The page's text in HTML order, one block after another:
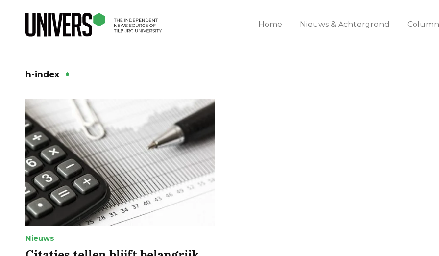
Home Nieuws & Achtergrond
h-index
Nieuws